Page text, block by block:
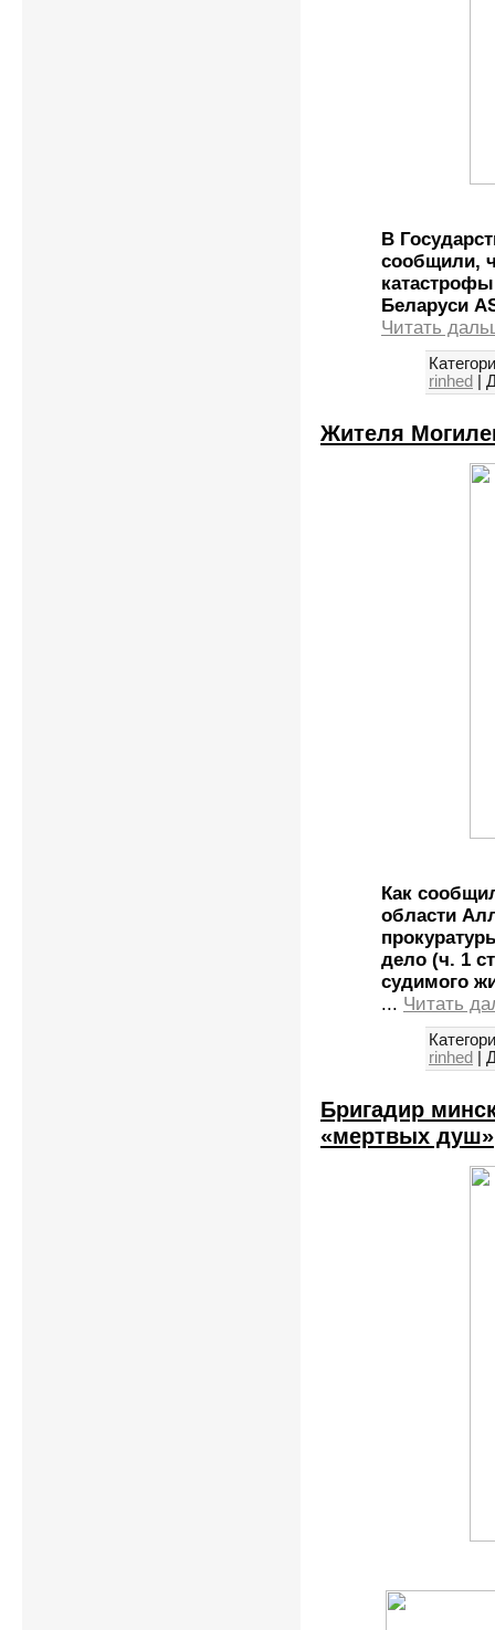
В
сообщили,
Беларуси
Читать
rinhed
Жителя
Как
области
дело (ч. 1
судимого
... Читать
rinhed
Бригадир
«мертвых душ»